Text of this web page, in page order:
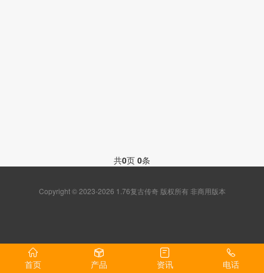
共0页 0条
Copyright © 2023-2026 1.76复古传奇 版权所有 非商用版本
首页 产品 资讯 电话